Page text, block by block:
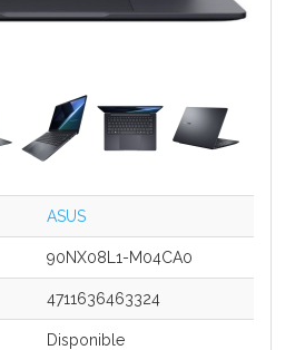
ASUS
90NX08L1-M04CA0
4711636463324
Disponible